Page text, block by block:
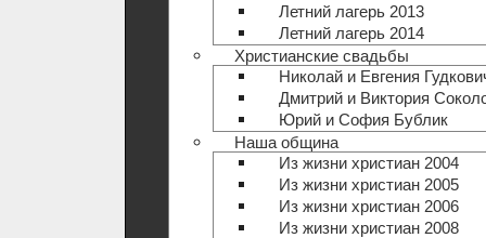
Летний лагерь 2013
Летний лагерь 2014
Христианские свадьбы
Николай и Евгения
Дмитрий и Виктория
Юрий и София Бублик
Наша община
Из жизни христиан 2004
Из жизни христиан 2005
Из жизни христиан 2006
Из жизни христиан 2008